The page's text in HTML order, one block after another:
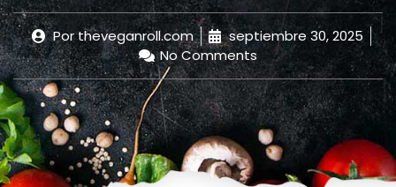
Portheveganroll.com
septiembre 30, 2025
No Comments